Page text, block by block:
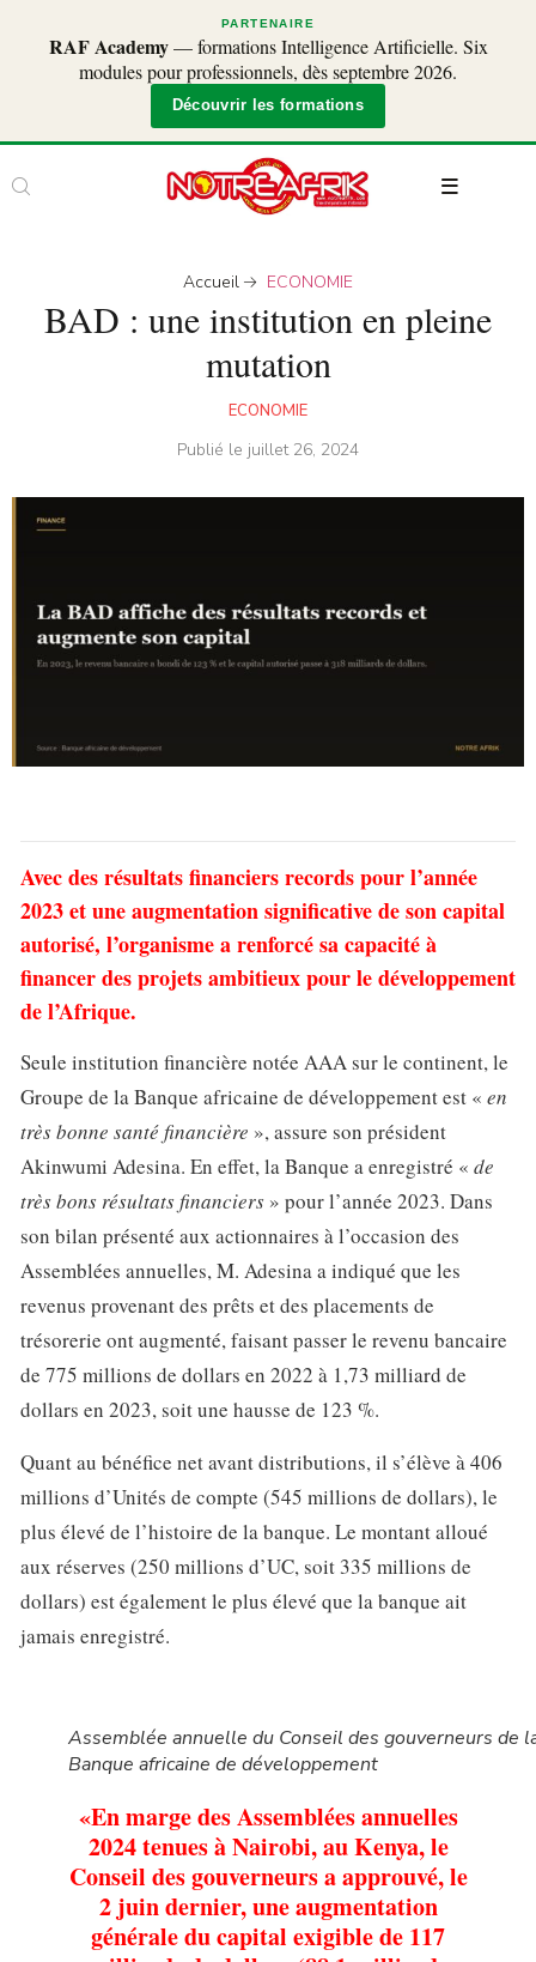
PARTENAIRE
RAF Academy— formations Intelligence Artificielle. Six
modules pour professionnels, dès septembre 2026.
Découvrir les formations
Accueil ECONOMIE
BAD : une institution en pleine
mutation
ECONOMIE
Publié le juillet 26, 2024
Avec des résultats financiers records pour l’année
2023 et une augmentation significative de son capital
autorisé, l’organisme a renforcé sa capacité à
financer des projets ambitieux pour le développement
de l’Afrique.
Seule institution financière notée AAA sur le continent, le
Groupe de la Banque africaine de développement est « en
très bonne santé financière », assure son président
Akinwumi Adesina. En effet, la Banque a enregistré « de
très bons résultats financiers » pour l’année 2023. Dans
son bilan présenté aux actionnaires à l’occasion des
Assemblées annuelles, M. Adesina a indiqué que les
revenus provenant des prêts et des placements de
trésorerie ont augmenté, faisant passer le revenu bancaire
de 775 millions de dollars en 2022 à 1,73 milliard de
dollars en 2023, soit une hausse de 123 %.
Quant au bénéfice net avant distributions, il s’élève à 406
millions d’Unités de compte (545 millions de dollars), le
plus élevé de l’histoire de la banque. Le montant alloué
aux réserves (250 millions d’UC, soit 335 millions de
dollars) est également le plus élevé que la banque ait
jamais enregistré.
Assemblée annuelle du Conseil des gouverneurs de
Banque africaine de développement
«En marge des Assemblées annuelles
2024 tenues à Nairobi, au Kenya, le
Conseil des gouverneurs a approuvé, le
2 juin dernier, une augmentation
générale du capital exigible de 117